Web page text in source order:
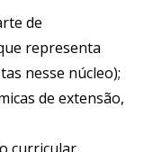
de
representa
nesse núcleo);
de extensão,